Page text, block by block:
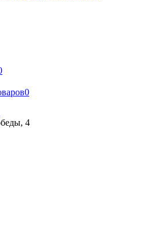
0
4